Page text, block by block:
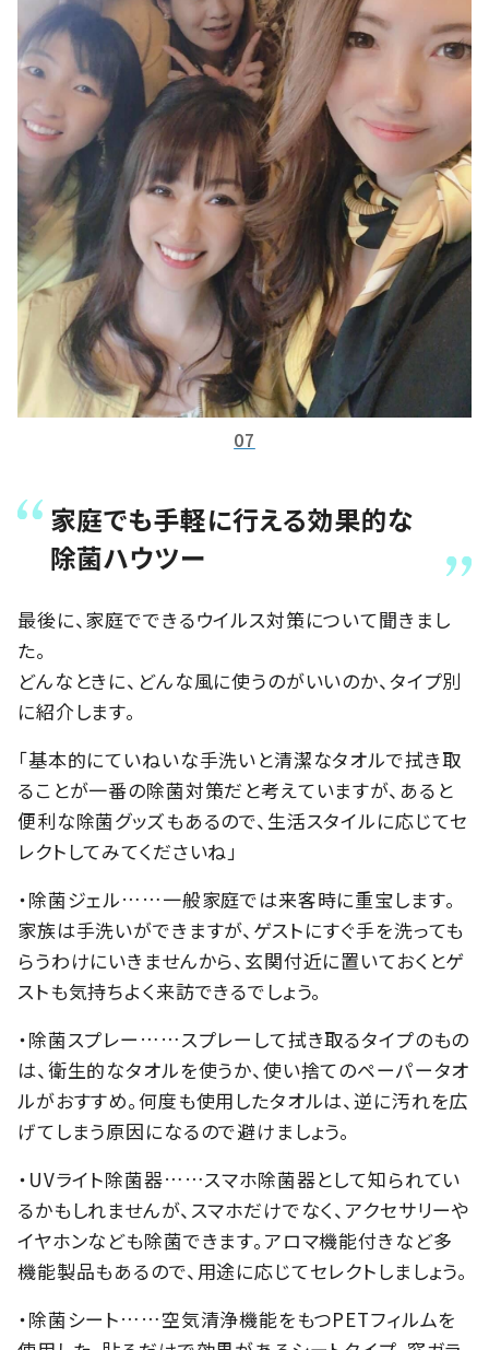
07
家庭でも手軽に行える効果的な
除菌ハウツー
最後に、家庭でできるウイルス対策について聞きまし
た。
どんなときに、どんな風に使うのがいいのか、タイプ別
に紹介します。
「基本的にていねいな手洗いと清潔なタオルで拭き取
ることが一番の除菌対策だと考えていますが、あると
便利な除菌グッズもあるので、生活スタイルに応じてセ
レクトしてみてくださいね」
・除菌ジェル……一般家庭では来客時に重宝します。
家族は手洗いができますが、ゲストにすぐ手を洗っても
らうわけにいきませんから、玄関付近に置いておくとゲ
ストも気持ちよく来訪できるでしょう。
・除菌スプレー……スプレーして拭き取るタイプのもの
は、衛生的なタオルを使うか、使い捨てのペーパータオ
ルがおすすめ。何度も使用したタオルは、逆に汚れを広
げてしまう原因になるので避けましょう。
・UVライト除菌器……スマホ除菌器として知られてい
るかもしれませんが、スマホだけでなく、アクセサリーや
イヤホンなども除菌できます。アロマ機能付きなど多
機能製品もあるので、用途に応じてセレクトしましょう。
・除菌シート……空気清浄機能をもつPETフィルムを